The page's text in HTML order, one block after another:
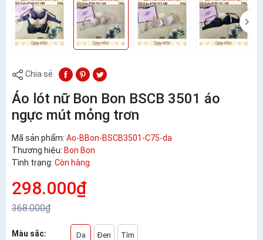
Chia sẻ
Áo lót nữ Bon Bon BSCB 3501 áo
ngực mút mỏng trơn
Mã sản phẩm: Ao-BBon-BSCB3501-C75-da
Thương hiệu: Bon Bon
Tình trạng: Còn hàng
298.000₫
368.000₫
Màu sắc: Da Đen Tím